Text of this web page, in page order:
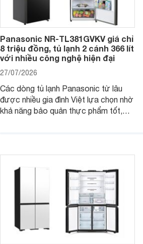
Panasonic NR-TL381GVKV giá chỉ
8 triệu đồng, tủ lạnh 2 cánh 366 lít
với nhiều công nghệ hiện đại
27/07/2026
Các dòng tủ lạnh Panasonic từ lâu
được nhiều gia đình Việt lựa chọn nhờ
khả năng bảo quản thực phẩm tốt,
phân khúc khiến không ít người dùng
phải cân nhắc. Trên thị trường hiện